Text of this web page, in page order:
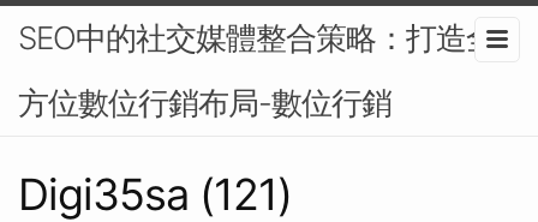
SEO中的社交媒體整合策略：打造全
方位數位行銷布局-數位行銷
Digi35sa (121)